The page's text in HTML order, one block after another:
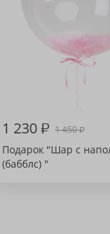
1 230₽ 1 450₽
Подарок "Шар с
(бабблс) "